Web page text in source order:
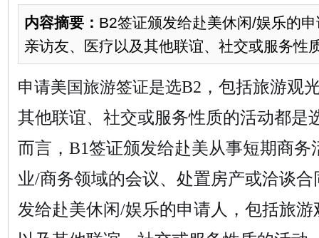
内容摘要： B2签证颁发给赴美休闲/娱乐的
亲访友、医疗以及其他联谊、社交或服务性
申请美国旅游签证是选B2，包括旅游观
其他联谊、社交或服务性质的活动都是
而言，B1签证颁发给赴美从事短期商
业/商务领域的会议、处置房产或洽谈
发给赴美休闲/娱乐的申请人，包括旅